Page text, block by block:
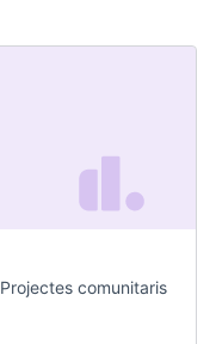
Projectes comunitaris